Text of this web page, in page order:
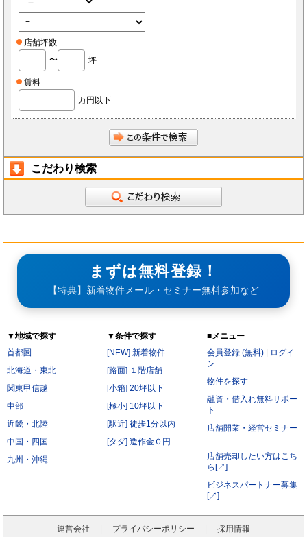
店舗坪数
〜
坪
賃料
万円以下
こだわり検索
まずは無料登録！
【特典】新着物件メール・セミナー無料参加など
▼地域で探す
首都圏
北海道・東北
関東甲信越
中部
近畿・北陸
中国・四国
九州・沖縄
▼条件で探す
[NEW] 新着物件
[路面] １階店舗
[小箱] 20坪以下
[極小] 10坪以下
[駅近] 徒歩1分以内
[タダ] 造作金０円
■メニュー
会員登録 (無料)
ログイ
ン
物件を探す
融資・借入れ無料サポー
ト
店舗開業・経営セミナー
店舗売却したい方はこち
ら[↗]
ビジネスパートナー募集
[↗]
運営会社 プライバシーポリシー 採用情報